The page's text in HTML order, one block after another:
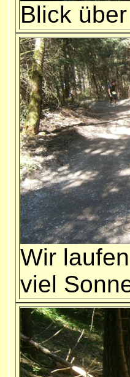
Blick
Wir
viel